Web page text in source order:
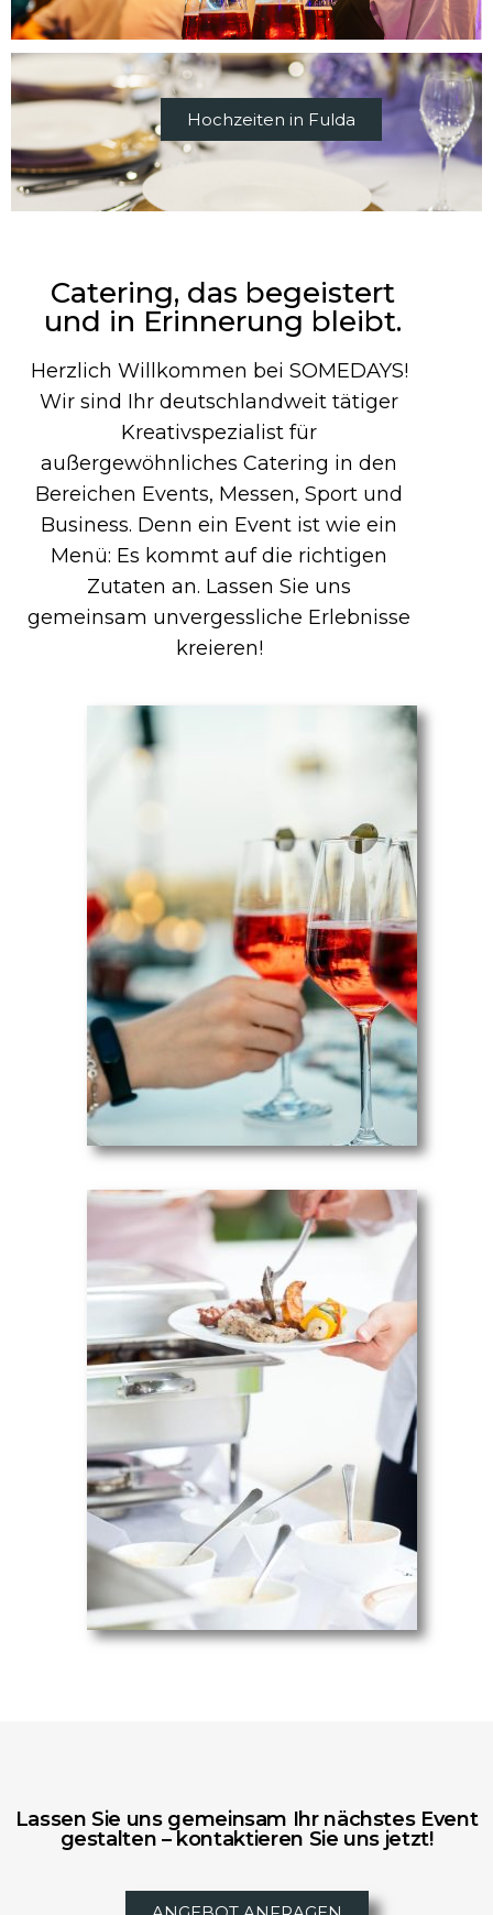
Hochzeiten in Fulda
Catering, das begeistert
und in Erinnerung bleibt.
Herzlich Willkommen bei SOMEDAYS!
Wir sind Ihr deutschlandweit tätiger
Kreativspezialist für
außergewöhnliches Catering in den
Bereichen Events, Messen, Sport und
Business. Denn ein Event ist wie ein
Menü: Es kommt auf die richtigen
Zutaten an. Lassen Sie uns
gemeinsam unvergessliche Erlebnisse
kreieren!
Lassen Sie uns gemeinsam Ihr nächstes Event
gestalten – kontaktieren Sie uns jetzt!